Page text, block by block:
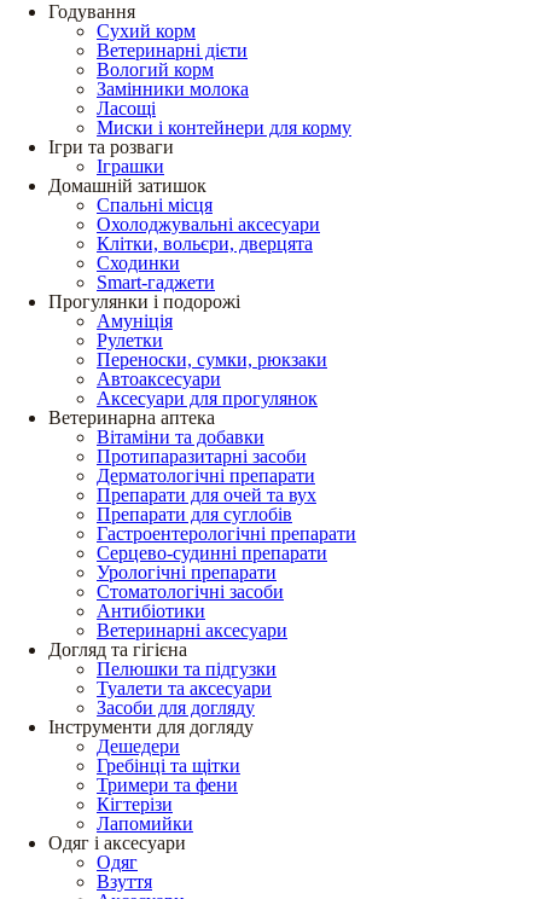
Годування
Сухий корм
Ветеринарні дієти
Вологий корм
Замінники молока
Ласощі
Миски і контейнери для корму
Ігри та розваги
Іграшки
Домашній затишок
Спальні місця
Охолоджувальні аксесуари
Клітки, вольєри, дверцята
Сходинки
Smart-гаджети
Прогулянки і подорожі
Амуніція
Рулетки
Переноски, сумки, рюкзаки
Автоаксесуари
Аксесуари для прогулянок
Ветеринарна аптека
Вітаміни та добавки
Протипаразитарні засоби
Дерматологічні препарати
Препарати для очей та вух
Препарати для суглобів
Гастроентерологічні препарати
Серцево-судинні препарати
Урологічні препарати
Стоматологічні засоби
Антибіотики
Ветеринарні аксесуари
Догляд та гігієна
Пелюшки та підгузки
Туалети та аксесуари
Засоби для догляду
Інструменти для догляду
Дешедери
Гребінці та щітки
Тримери та фени
Кігтерізи
Лапомийки
Одяг і аксесуари
Одяг
Взуття